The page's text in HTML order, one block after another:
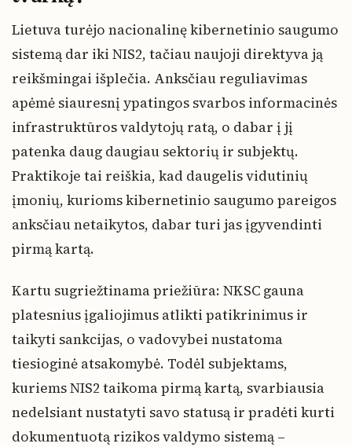
Lietuva turėjo nacionalinę kibernetinio saugumo
sistemą dar iki NIS2, tačiau naujoji direktyva ją
reikšmingai išplečia. Anksčiau reguliavimas
apėmė siauresnį ypatingos svarbos informacinės
infrastruktūros valdytojų ratą, o dabar į jį
patenka daug daugiau sektorių ir subjektų.
Praktikoje tai reiškia, kad daugelis vidutinių
įmonių, kurioms kibernetinio saugumo pareigos
anksčiau netaikytos, dabar turi jas įgyvendinti
pirmą kartą.
Kartu sugriežtinama priežiūra: NKSC gauna
platesnius įgaliojimus atlikti patikrinimus ir
taikyti sankcijas, o vadovybei nustatoma
tiesioginė atsakomybė. Todėl subjektams,
kuriems NIS2 taikoma pirmą kartą, svarbiausia
nedelsiant nustatyti savo statusą ir pradėti kurti
dokumentuotą rizikos valdymo sistemą –